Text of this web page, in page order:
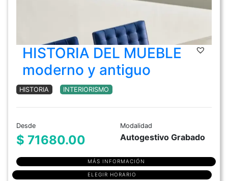
HISTORIA DEL MUEBLE
moderno y antiguo
HISTORIA INTERIORISMO
Desde
$ 71680.00
Modalidad
Autogestivo Grabado
MÁS INFORMACIÓN
ELEGIR HORARIO